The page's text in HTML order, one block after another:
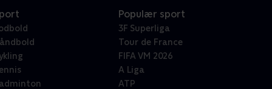
Populær sport
3F Superliga
Tour de France
FIFA VM 2026
A Liga
ATP